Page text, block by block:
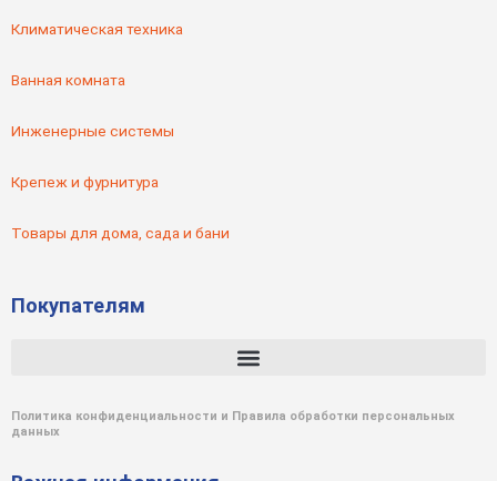
Климатическая техника
Ванная комната
Инженерные системы
Крепеж и фурнитура
Товары для дома, сада и бани
Покупателям
Политика конфиденциальности и Правила обработки персональных
данных